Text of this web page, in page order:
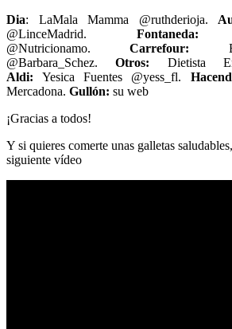
Dia: LaMala Mamma @ruthderioja.
@LinceMadrid. Fontaneda:
@Nutricionamo.Carrefour:
@Barbara_Schez.Otros: Dietista
Aldi: Yesica Fuentes @yess_fl.
Mercadona. Gullón: su web
¡Gracias a todos!
Y si quieres comerte unas galletas
siguiente vídeo